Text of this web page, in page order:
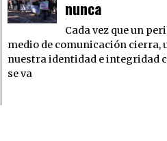
nunca
Cada vez que un
medio de comunicación cierra,
nuestra identidad e integridad
se va